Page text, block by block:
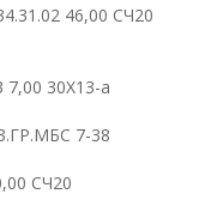
46,00 СЧ20
7,00 30Х13-а
7-38
СЧ20